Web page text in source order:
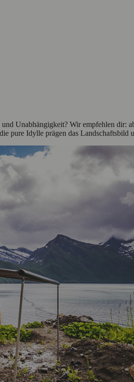
Unabhängigkeit? Wir empfehlen
pure Idylle prägen das